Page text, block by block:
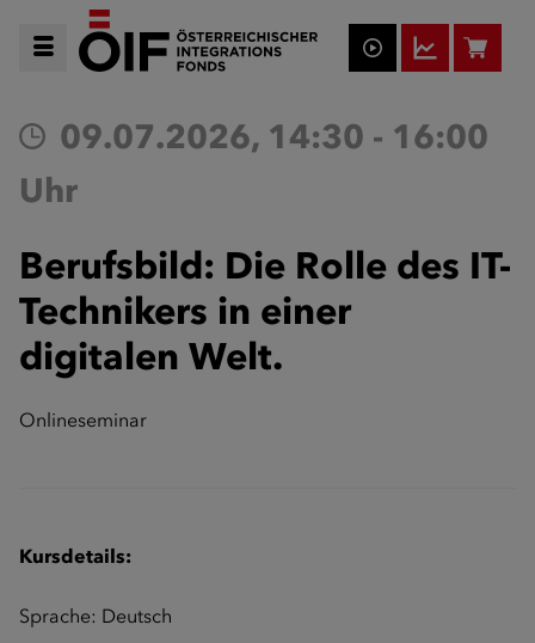
09.07.2026, 14:30 - 16:00
Uhr
Berufsbild: Die Rolle des IT-
Technikers in einer
digitalen Welt.
Onlineseminar
Kursdetails:
Sprache: Deutsch